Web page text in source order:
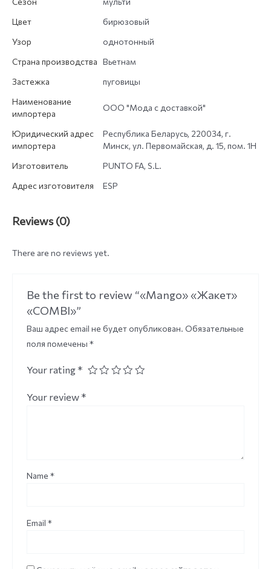
Цвет
бирюзовый
Узор
однотонный
Страна производства Вьетнам
Застежка
пуговицы
Наименование
импортера
ООО "Мода с доставкой"
Юридический адрес
импортера
Республика Беларусь, 220034, г.
Минск, ул. Первомайская, д. 15, пом. 1Н
Изготовитель
PUNTO FA, S.L.
Адрес изготовителя
ESP
Reviews (0)
There are no reviews yet.
Be the first to review “«Mango» «Жакет»
«COMBI»”
Ваш адрес email не будет опубликован. Обязательные
поля помечены *
Your rating *
Your review *
Name *
Email *